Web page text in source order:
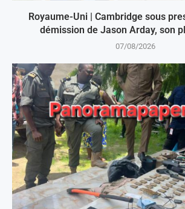
Royaume-Uni | Cambridge sous
démission de Jason Arday, son
07/08/2026